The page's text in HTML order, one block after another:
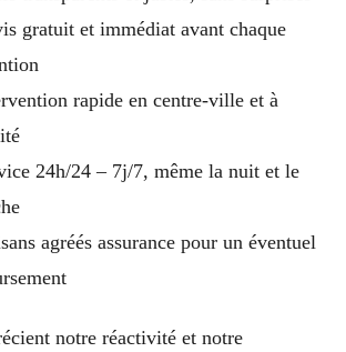
gratuit et immédiat avant chaque
rapide en centre-ville et à
24h/24 – 7j/7, même la nuit et le
agréés assurance pour un éventuel
notre réactivité et notre